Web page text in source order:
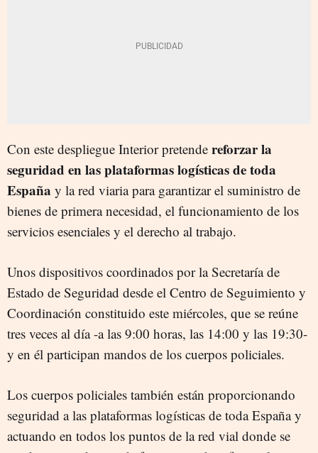
Con este despliegue Interior pretende reforzar la
seguridad en las plataformas logísticas de toda
España y la red viaria para garantizar el suministro de
bienes de primera necesidad, el funcionamiento de los
servicios esenciales y el derecho al trabajo.
Unos dispositivos coordinados por la Secretaría de
Estado de Seguridad desde el Centro de Seguimiento y
Coordinación constituido este miércoles, que se reúne
tres veces al día -a las 9:00 horas, las 14:00 y las 19:30-
y en él participan mandos de los cuerpos policiales.
Los cuerpos policiales también están proporcionando
seguridad a las plataformas logísticas de toda España y
actuando en todos los puntos de la red vial donde se